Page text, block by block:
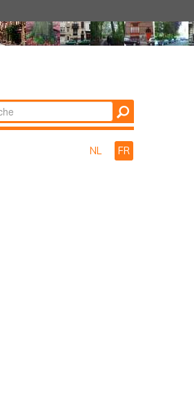
NL FR